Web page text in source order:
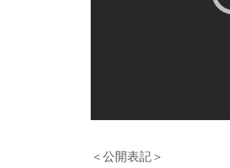
＜公開表記＞